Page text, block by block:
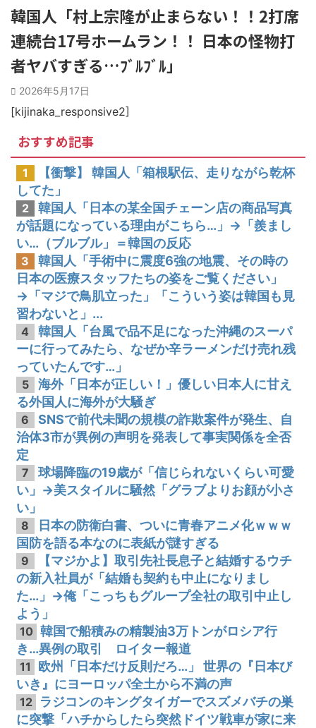
【速報】 齋藤飛鳥さんの下着ｗｗｗｗｗｗｗｗ （※画像あり）
韓国人「村上宗隆が止まらない！！2打席
連続台17号ホームラン！！ 日本の怪物打
者ヤバすぎる…ﾌﾞﾙﾌﾞﾙ」
2026年5月17日
[kijinaka_responsive2]
おすすめ記事
1
【衝撃】 韓国人「箱根駅伝、走りながら乾杯
してた」
2
韓国人「日本の某全国チェーン店の商品写真
が話題になっている理由がこちら…」→「羨まし
い…（ブルブル」＝韓国の反応
3
韓国人「手術中に震度6強の地震、その時の
日本の医療スタッフたちの姿をご覧ください」
→「マジで鳥肌立った」「こういう姿は韓国も見
習わないと」...
4
韓国人「台風で品不足になった沖縄のスーパ
ーに行ってみたら、なぜか辛ラーメンだけ売れ残
っていたんです…」
5
海外「日本が正しい！」優しい日本人に甘え
る外国人に海外が大騒ぎ
6
SNSで前代未聞の規模の詐欺案件が発生、自
治体3市が異例の声明を発表して事実関係を全否
定
7
球場降臨の19歳が「信じられないくらい可愛
い」→美スタイルに騒然「グラブよりお顔が小さ
い」
8
日本の防衛白書、ついに青春アニメ化ｗｗｗ
国防を語る本なのに表紙が謎すぎる
9
【マジかよ】取引先社長息子と結婚するウチ
の新入社員が「結婚も契約も中止になりまし
た…」→俺「こっちもグループ全社の取引中止し
よう」
10 韓国で船積みの精製油3万トンがロシア行
き…異例の取引 ロイター報道
11
欧州「日本だけ反則だろ…」 世界の『日本び
いき』にヨーロッパ全土から不満の声
12
ラジコンのキングタイガーでスズメバチの巣
に突撃「ハチからしたら突然ドイツ戦車が家に来